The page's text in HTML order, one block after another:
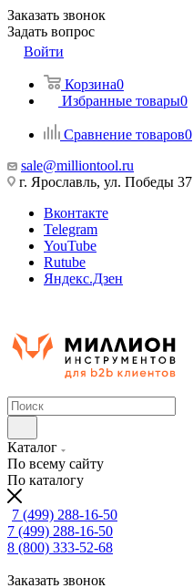
Заказать звонок
Задать вопрос
Войти
Корзина0
Избранные товары0
Сравнение товаров0
sale@milliontool.ru
г. Ярославль, ул. Победы 37
Вконтакте
Telegram
YouTube
Rutube
Яндекс.Дзен
Каталог
По всему сайту
По каталогу
7 (499) 288-16-50
7 (499) 288-16-50
8 (800) 333-52-68
Заказать звонок